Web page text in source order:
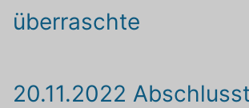
überraschte
20.11.2022